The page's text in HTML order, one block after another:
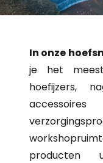
In onze
je het
hoefijzers,